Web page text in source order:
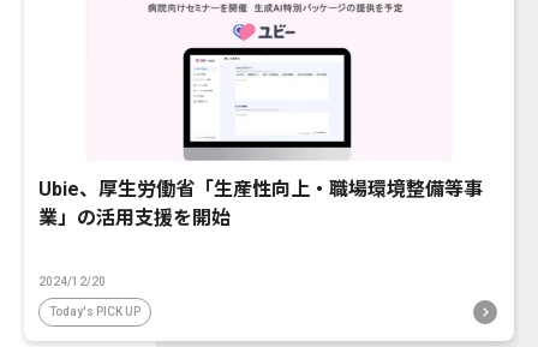
Ubie、厚生労働省「生産性向上・職場環境整備等事
業」の活用支援を開始
2024/12/20
Today's PICK UP